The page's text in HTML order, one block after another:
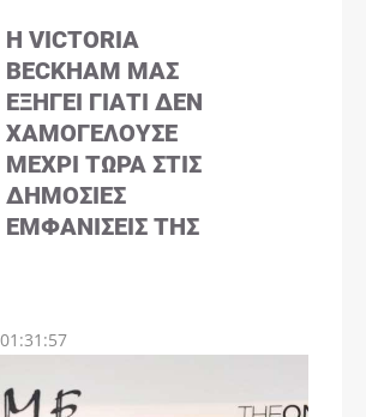
Η VICTORIA
BECKHAM ΜΑΣ
ΕΞΗΓΕΊ ΓΙΑΤΊ ΔΕΝ
ΧΑΜΟΓΕΛΟΎΣΕ
ΜΈΧΡΙ ΤΏΡΑ ΣΤΙΣ
ΔΗΜΌΣΙΕΣ
ΕΜΦΑΝΊΣΕΙΣ ΤΗΣ